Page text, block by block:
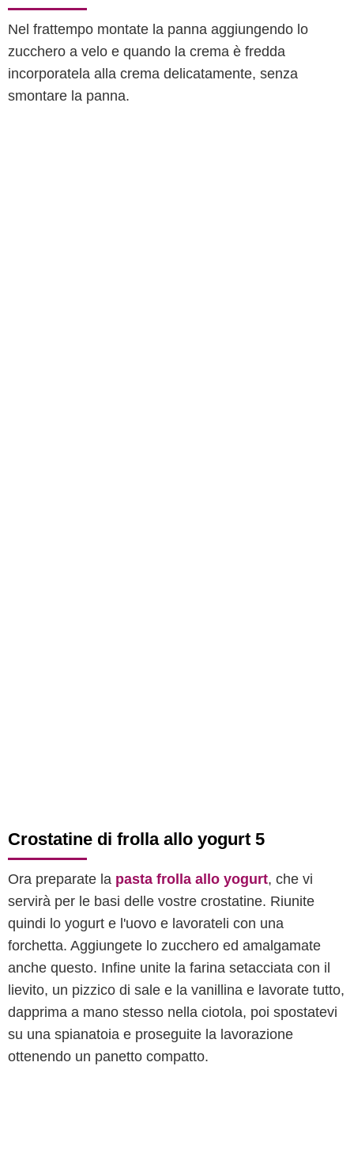
Nel frattempo montate la panna aggiungendo lo
zucchero a velo e quando la crema è fredda
incorporatela alla crema delicatamente, senza
smontare la panna.
Crostatine di frolla allo yogurt 5
Ora preparate la pasta frolla allo yogurt, che vi
servirà per le basi delle vostre crostatine. Riunite
quindi lo yogurt e l'uovo e lavorateli con una
forchetta. Aggiungete lo zucchero ed amalgamate
anche questo. Infine unite la farina setacciata con il
lievito, un pizzico di sale e la vanillina e lavorate tutto,
dapprima a mano stesso nella ciotola, poi spostatevi
su una spianatoia e proseguite la lavorazione
ottenendo un panetto compatto.